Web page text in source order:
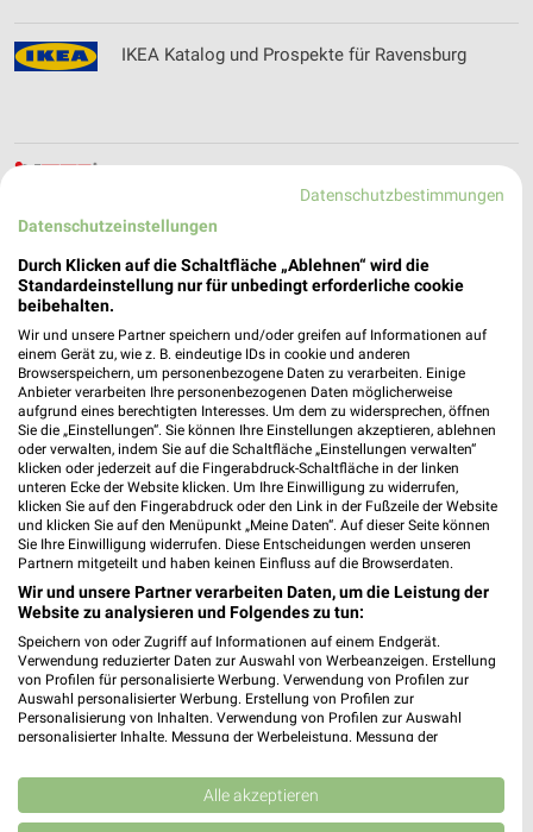
IKEA Katalog und Prospekte für Ravensburg
INTERSPORT Prospekte, Angebote & Aktionen
Noch mehr Angebote in
der weekli App!
Jetzt kostenlos laden
Datenschutzbestimmungen
Datenschutzeinstellungen
Durch Klicken auf die Schaltfläche „Ablehnen“ wird die
Standardeinstellung nur für unbedingt erforderliche cookie
beibehalten.
Wir und unsere Partner speichern und/oder greifen auf Informationen auf
einem Gerät zu, wie z. B. eindeutige IDs in cookie und anderen
Browserspeichern, um personenbezogene Daten zu verarbeiten. Einige
Anbieter verarbeiten Ihre personenbezogenen Daten möglicherweise
aufgrund eines berechtigten Interesses. Um dem zu widersprechen, öffnen
Sie die „Einstellungen“. Sie können Ihre Einstellungen akzeptieren, ablehnen
oder verwalten, indem Sie auf die Schaltfläche „Einstellungen verwalten“
klicken oder jederzeit auf die Fingerabdruck-Schaltfläche in der linken
unteren Ecke der Website klicken. Um Ihre Einwilligung zu widerrufen,
klicken Sie auf den Fingerabdruck oder den Link in der Fußzeile der Website
und klicken Sie auf den Menüpunkt „Meine Daten“. Auf dieser Seite können
Sie Ihre Einwilligung widerrufen. Diese Entscheidungen werden unseren
Partnern mitgeteilt und haben keinen Einfluss auf die Browserdaten.
Wir und unsere Partner verarbeiten Daten, um die Leistung der
Website zu analysieren und Folgendes zu tun:
Speichern von oder Zugriff auf Informationen auf einem Endgerät.
Verwendung reduzierter Daten zur Auswahl von Werbeanzeigen. Erstellung
von Profilen für personalisierte Werbung. Verwendung von Profilen zur
Auswahl personalisierter Werbung. Erstellung von Profilen zur
Personalisierung von Inhalten. Verwendung von Profilen zur Auswahl
personalisierter Inhalte. Messung der Werbeleistung. Messung der
Kombinationen von Daten aus verschiedenen Quellen. Entwicklung und
Verbesserung der Angebote. Verwendung reduzierter Daten zur Auswahl
von Inhalten.
Alle akzeptieren